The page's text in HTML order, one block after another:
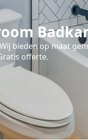
bieden op maat
offerte.